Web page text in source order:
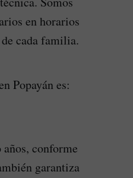
en horarios
cada familia.
Popayán es:
conforme
garantiza